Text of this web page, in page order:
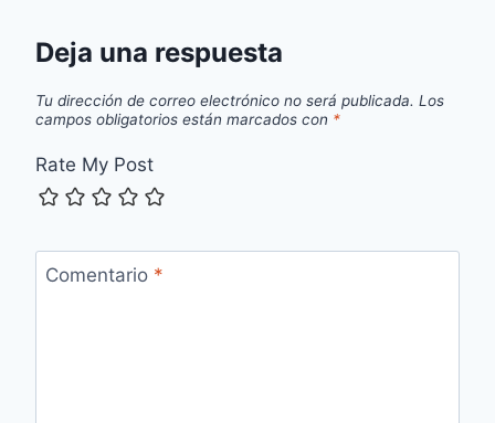
Deja una respuesta
Tu dirección de correo electrónico no será publicada. Los
campos obligatorios están marcados con *
Rate My Post
Comentario *